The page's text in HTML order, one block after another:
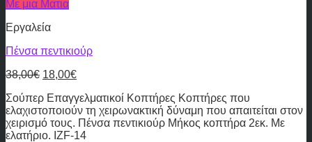
Με μια Ματια
Εργαλεία
Πένσα πεντικιούρ
38,00€ 18,00€
Σούπερ Επαγγελματικοί Κοπτήρες Κοπτήρες που
ελαχιστοποιούν τη χειρωνακτική δύναμη που απαιτείται στον
χειρισμό τους. Πένσα πεντικιούρ Μήκος κοπτήρα 2εκ. Με
ελατήριο. IZF-14